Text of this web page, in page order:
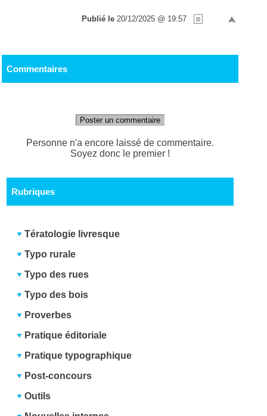
Publié le 20/12/2025 @ 19:57
Commentaires
Poster un commentaire
Personne n'a encore laissé de commentaire.
Soyez donc le premier !
Rubriques
Tératologie livresque
Typo rurale
Typo des rues
Typo des bois
Proverbes
Pratique éditoriale
Pratique typographique
Post-concours
Outils